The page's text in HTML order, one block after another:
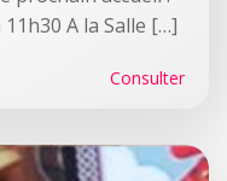
A la Salle […]
Consulter